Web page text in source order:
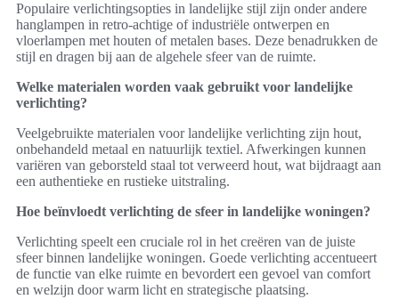
Populaire verlichtingsopties in landelijke stijl zijn onder andere
hanglampen in retro-achtige of industriële ontwerpen en
vloerlampen met houten of metalen bases. Deze benadrukken de
stijl en dragen bij aan de algehele sfeer van de ruimte.
Welke materialen worden vaak gebruikt voor landelijke
verlichting?
Veelgebruikte materialen voor landelijke verlichting zijn hout,
onbehandeld metaal en natuurlijk textiel. Afwerkingen kunnen
variëren van geborsteld staal tot verweerd hout, wat bijdraagt aan
een authentieke en rustieke uitstraling.
Hoe beïnvloedt verlichting de sfeer in landelijke woningen?
Verlichting speelt een cruciale rol in het creëren van de juiste
sfeer binnen landelijke woningen. Goede verlichting accentueert
de functie van elke ruimte en bevordert een gevoel van comfort
en welzijn door warm licht en strategische plaatsing.